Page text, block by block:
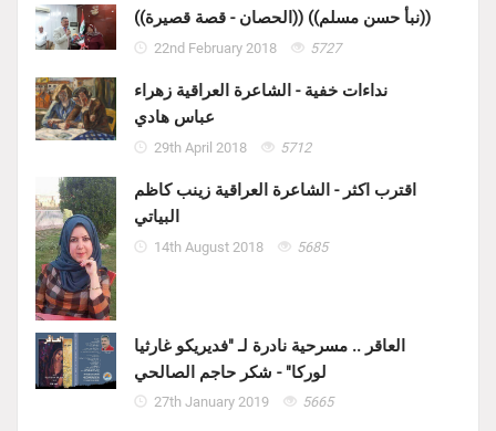
((الحصان - قصة قصيرة)) ((نبأ حسن مسلم))
22nd February 2018 5727
نداءات خفية - الشاعرة العراقية زهراء
عباس هادي
29th April 2018 5712
اقترب اكثر - الشاعرة العراقية زينب كاظم
البياتي
14th August 2018 5685
العاقر .. مسرحية نادرة لـ "فديريكو غارثيا
لوركا" - شكر حاجم الصالحي
27th January 2019 5665